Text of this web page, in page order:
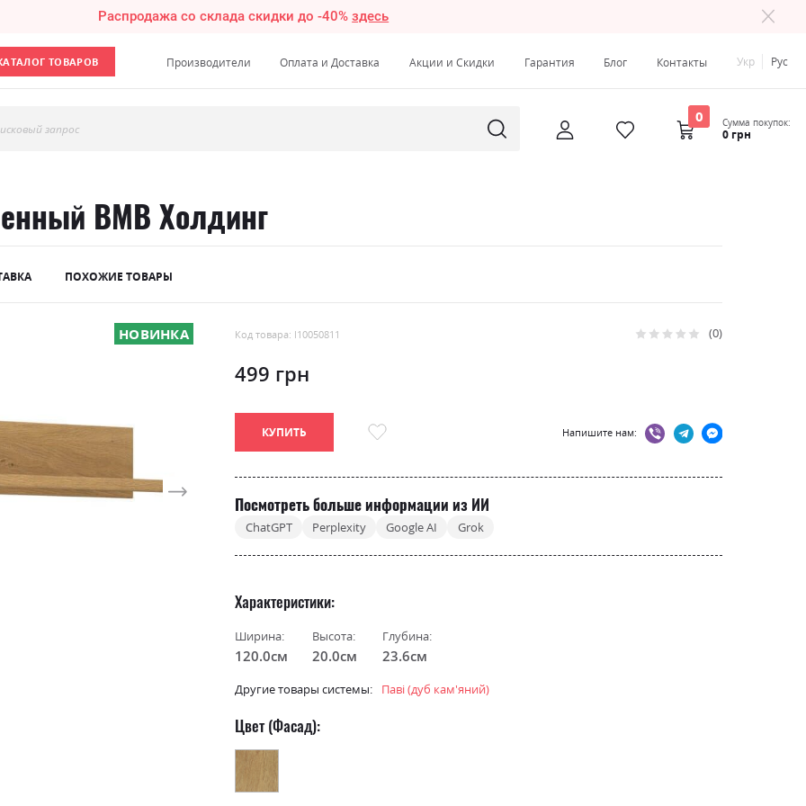
Распродажа со склада скидки до -40%здесь
ТОВАРОВ Производители Оплата и Доставка Акции и Скидки Гарантия Блог Контакты Укр Рус
запрос
0 Сумма покупок:
0 грн
ВМВ Холдинг
ПОХОЖИЕ ТОВАРЫ
НОВИНКА Код товара: l10050811 Рейтинг: 0
499 грн
КУПИТЬ Напишите нам:
Посмотреть больше информации из ИИ
ChatGPT Perplexity Google AI Grok
Характеристики
Ширина:
120.0см
Высота:
20.0см
Глубина:
23.6см
Другие товары системы: Паві (дуб кам'яний)
Цвет (Фасад):